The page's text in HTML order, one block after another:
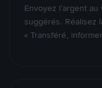
Envoyez l’argent
suggérés. Réalisez
« Transféré,